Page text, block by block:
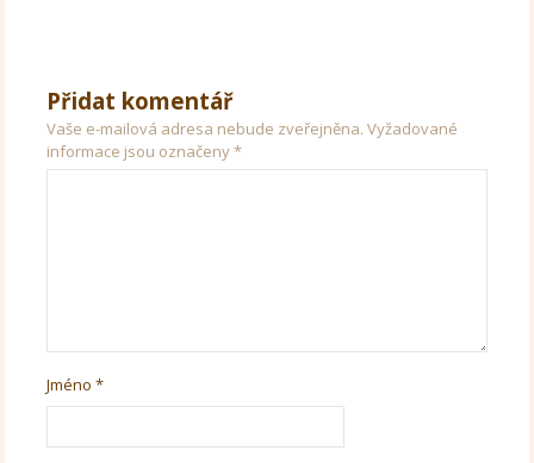
Přidat komentář
Vaše e-mailová adresa nebude zveřejněna. Vyžadované
informace jsou označeny*
Jméno*